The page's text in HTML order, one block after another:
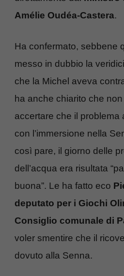
Amélie Oudéa-Castera.
Ha confermato, sebbene
messo in dubbio la
che la Michel aveva
ha anche chiarito che
accertare che il problema
con l’immersione nella
così pare, il giorno delle
dell’acqua era risultata
buona”. Le ha fatto eco
deputato per i Giochi
Consiglio comunale di
voler smentire che il
dovuto alla Senna.